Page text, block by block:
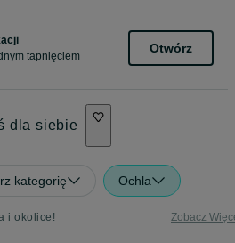
tapnięciem
Otwórz
dla siebie
kategorię Ochla
i okolice! Zobacz